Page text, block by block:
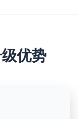
优势